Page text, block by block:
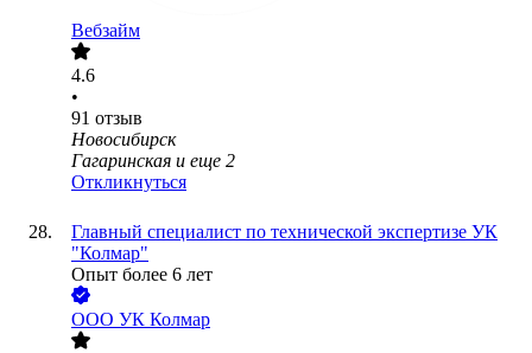
Вебзайм
4.6
•
91 отзыв
Новосибирск
Гагаринская и еще 2
Откликнуться
Главный специалист по технической экспертизе УК
"Колмар"
Опыт более 6 лет
ООО УК Колмар